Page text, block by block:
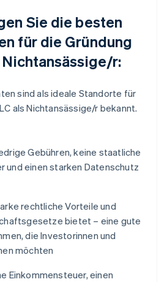
Sie die besten
für die Gründung
Nichtansässige/r:
sind als ideale Standorte für
als Nichtansässige/r bekannt.
Gebühren, keine staatliche
und einen starken Datenschutz
rechtliche Vorteile und
bietet – eine gute
die Investorinnen und
möchten
Einkommensteuer, einen